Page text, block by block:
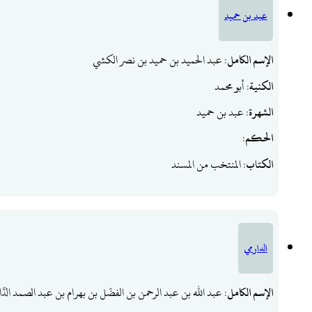
عبد بن حميد
الإسم الكامل: عبد الحميد بن حميد بن نصر الكشي
الكنية: أبو محمد
الشهرة: عبد بن حميد
الحكم:
الكتاب: المنتخب من المسند
الدارمي
الإسم الكامل: عبد الله بن عبد الرحمن بن الفضّل بن بهرام بن عبد الصمد